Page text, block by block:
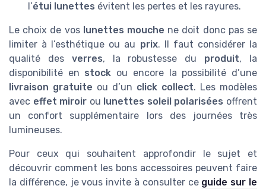
l’étui lunettes évitent les pertes et les rayures.
Le choix de vos lunettes mouche ne doit donc pas se
limiter à l’esthétique ou au prix. Il faut considérer la
qualité des verres, la robustesse du produit, la
disponibilité en stock ou encore la possibilité d’une
livraison gratuite ou d’un click collect. Les modèles
avec effet miroir ou lunettes soleil polarisées offrent
un confort supplémentaire lors des journées très
lumineuses.
Pour ceux qui souhaitent approfondir le sujet et
découvrir comment les bons accessoires peuvent faire
la différence, je vous invite à consulter ce guide sur le